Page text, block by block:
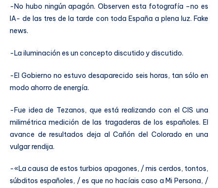
-No hubo ningún apagón. Observen esta fotografía –no es
IA- de las tres de la tarde con toda España a plena luz. Fake
news.
-La iluminación es un concepto discutido y discutido.
-El Gobierno no estuvo desaparecido seis horas, tan sólo en
modo ahorro de energía.
-Fue idea de Tezanos, que está realizando con el CIS una
milimétrica medición de las tragaderas de los españoles. El
avance de resultados deja al Cañón del Colorado en una
vulgar rendija.
-«La causa de estos turbios apagones, / mis cerdos, tontos,
súbditos españoles, / es que no hacíais caso a Mi Persona, /